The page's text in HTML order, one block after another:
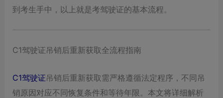
到考生手中，以上就是考驾驶证的基本流程。
C1驾驶证吊销后重新获取全流程指南
C1驾驶证吊销后重新获取需严格遵循法定程序，不同吊
销原因对应不同恢复条件和等待年限。本文将详细解析